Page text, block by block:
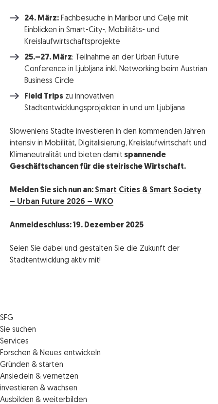
24. März: Fachbesuche in Maribor und Celje mit
Einblicken in Smart-City-, Mobilitäts- und
Kreislaufwirtschaftsprojekte
25.–27. März: Teilnahme an der Urban Future
Conference in Ljubljana inkl. Networking beim Austrian
Business Circle
Field Trips zu innovativen
Stadtentwicklungsprojekten in und um Ljubljana
Sloweniens Städte investieren in den kommenden Jahren
intensiv in Mobilität, Digitalisierung, Kreislaufwirtschaft und
Klimaneutralität und bieten damit spannende
Geschäftschancen für die steirische Wirtschaft.
Melden Sie sich nun an:Smart Cities & Smart Society
– Urban Future 2026 – WKO
Anmeldeschluss: 19. Dezember 2025
Seien Sie dabei und gestalten Sie die Zukunft der
Stadtentwicklung aktiv mit!
SFG
Die SFG
Jobs
Medienservice
Informiert bleiben
Kontakt
Sie suchen
Förderungen
Finanzierungen
Standortentwicklung
Persönliche Beratung
Services
Veranstaltungen
News
IMPULS.ST
Portal
Unternehmen des Monats
Forschen & Neues entwickeln
Standortcoaching
Terminbuchung Standortcoaching
Horizon Europe: EU-Förderungen für F&E
Innovations­management
Gründen & starten
Startupmark
Startup Mission – Netzwerkreisen
iCONTACT: Das InvestorInnennetzwerk der SFG
Ansiedeln & vernetzen
Zukunftstag
Steirische Cluster- und Netzwerkorganisationen
investieren & wachsen
Veranstaltungen
Ausbilden & weiterbilden